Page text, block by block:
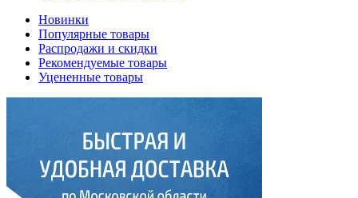
Новинки
Популярные товары
Распродажи и скидки
Рекомендуемые товары
Уцененные товары